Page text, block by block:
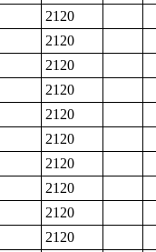
2120
2120
2120
2120
2120
2120
2120
2120
2120
2120